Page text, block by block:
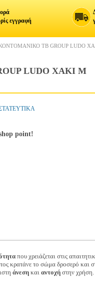
εγγραφή
TB GROUP LUDO
LUDO ΧΑΚΙ M
point!
που χρειάζεται στις
κρατάνε το σώμα δροσερό και
άνεση και αντοχή στην χρήση.